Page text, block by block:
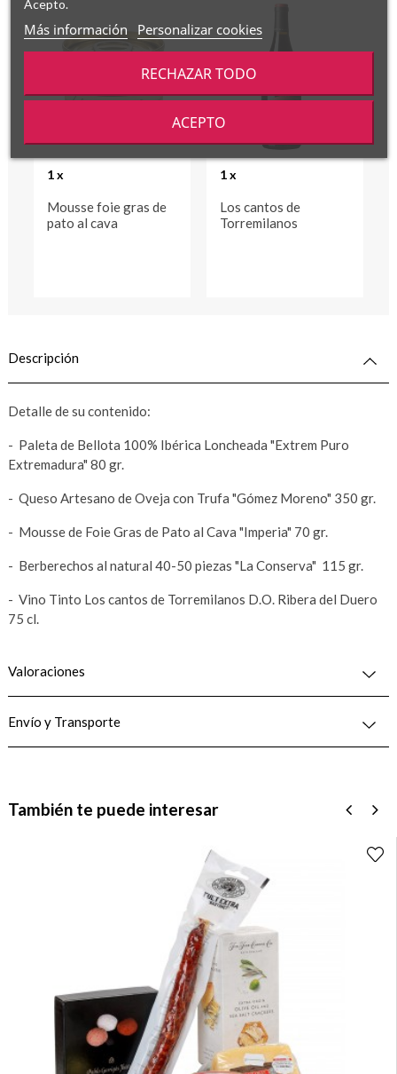
1 x
Mousse foie gras de
pato al cava
1 x
Los cantos de
Torremilanos
Descripción
Detalle de su contenido:
- Paleta de Bellota 100% Ibérica Loncheada "Extrem Puro
Extremadura" 80 gr.
- Queso Artesano de Oveja con Trufa "Gómez Moreno" 350 gr.
- Mousse de Foie Gras de Pato al Cava "Imperia" 70 gr.
- Berberechos al natural 40-50 piezas "La Conserva" 115 gr.
- Vino Tinto Los cantos de Torremilanos D.O. Ribera del Duero
75 cl.
Valoraciones
Envío y Transporte
También te puede interesar
›
Acepto.
Más información Personalizar cookies
RECHAZAR TODO
ACEPTO